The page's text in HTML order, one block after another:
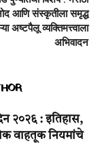
आणि संस्कृतीला समृद्ध
अष्टपैलू व्यक्तिमत्त्वाला
अभिवादन
२०२६ : इतिहास,
वाहतूक नियमांचे